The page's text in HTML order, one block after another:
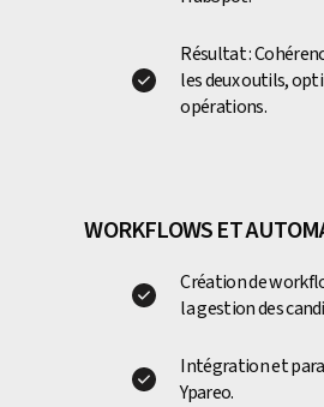
Résultat :
les deux outils,
opérations.
WORKFLOWS ET
Création de
la gestion des
Intégration et
Ypareo.